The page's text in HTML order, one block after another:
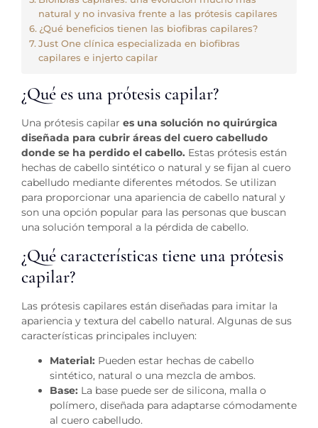
natural y no invasiva frente a las prótesis capilares
¿Qué beneficios tienen las biofibras capilares?
Just One clínica especializada en biofibras
capilares e injerto capilar
¿Qué es una prótesis capilar?
Una prótesis capilar es una solución no quirúrgica
diseñada para cubrir áreas del cuero cabelludo
donde se ha perdido el cabello. Estas prótesis están
hechas de cabello sintético o natural y se fijan al cuero
cabelludo mediante diferentes métodos. Se utilizan
para proporcionar una apariencia de cabello natural y
son una opción popular para las personas que buscan
una solución temporal a la pérdida de cabello.
¿Qué características tiene una prótesis
capilar?
Las prótesis capilares están diseñadas para imitar la
apariencia y textura del cabello natural. Algunas de sus
características principales incluyen:
Material: Pueden estar hechas de cabello
sintético, natural o una mezcla de ambos.
Base: La base puede ser de silicona, malla o
polímero, diseñada para adaptarse cómodamente
al cuero cabelludo.